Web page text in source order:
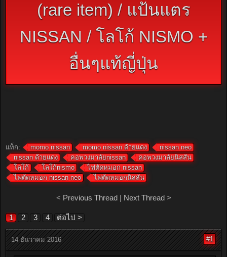
(rare item) / แป้นแตร
NISSAN / โลโก้ NISMO +
อื่นๆแท้ญี่ปุ่น
แท็ก: momo nissan momo nissan ด้ายแดง
nissan neo
nissan ด้ายแดง
คอพวงมาลัยnissan
คอพวงมาลัยนิสสัน
โลโก้
โลโก้nismo
ไฟตัดหมอก nissan
ไฟตัดหมอก nissan neo
ไฟตัดหมอกนิสสัน
< Previous Thread| Next Thread>
1 2 3 4 ต่อไป >
14 ธันวาคม 2016 #1